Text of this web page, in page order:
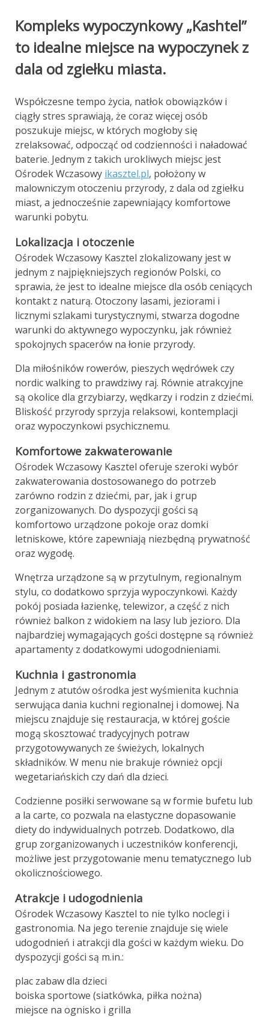
Kompleks wypoczynkowy „Kashtel”
to idealne miejsce na wypoczynek z
dala od zgiełku miasta.
Współczesne tempo życia, natłok obowiązków i
ciągły stres sprawiają, że coraz więcej osób
poszukuje miejsc, w których mogłoby się
zrelaksować, odpocząć od codzienności i naładować
baterie. Jednym z takich urokliwych miejsc jest
Ośrodek Wczasowy ikasztel.pl, położony w
malowniczym otoczeniu przyrody, z dala od zgiełku
miast, a jednocześnie zapewniający komfortowe
warunki pobytu.
Lokalizacja i otoczenie
Ośrodek Wczasowy Kasztel zlokalizowany jest w
jednym z najpiękniejszych regionów Polski, co
sprawia, że jest to idealne miejsce dla osób ceniących
kontakt z naturą. Otoczony lasami, jeziorami i
licznymi szlakami turystycznymi, stwarza dogodne
warunki do aktywnego wypoczynku, jak również
spokojnych spacerów na łonie przyrody.
Dla miłośników rowerów, pieszych wędrówek czy
nordic walking to prawdziwy raj. Równie atrakcyjne
są okolice dla grzybiarzy, wędkarzy i rodzin z dziećmi.
Bliskość przyrody sprzyja relaksowi, kontemplacji
oraz wypoczynkowi psychicznemu.
Komfortowe zakwaterowanie
Ośrodek Wczasowy Kasztel oferuje szeroki wybór
zakwaterowania dostosowanego do potrzeb
zarówno rodzin z dziećmi, par, jak i grup
zorganizowanych. Do dyspozycji gości są
komfortowo urządzone pokoje oraz domki
letniskowe, które zapewniają niezbędną prywatność
oraz wygodę.
Wnętrza urządzone są w przytulnym, regionalnym
stylu, co dodatkowo sprzyja wypoczynkowi. Każdy
pokój posiada łazienkę, telewizor, a część z nich
również balkon z widokiem na lasy lub jezioro. Dla
najbardziej wymagających gości dostępne są również
apartamenty z dodatkowymi udogodnieniami.
Kuchnia i gastronomia
Jednym z atutów ośrodka jest wyśmienita kuchnia
serwująca dania kuchni regionalnej i domowej. Na
miejscu znajduje się restauracja, w której goście
mogą skosztować tradycyjnych potraw
przygotowywanych ze świeżych, lokalnych
składników. W menu nie brakuje również opcji
wegetariańskich czy dań dla dzieci.
Codzienne posiłki serwowane są w formie bufetu lub
a la carte, co pozwala na elastyczne dopasowanie
diety do indywidualnych potrzeb. Dodatkowo, dla
grup zorganizowanych i uczestników konferencji,
możliwe jest przygotowanie menu tematycznego lub
okolicznościowego.
Atrakcje i udogodnienia
Ośrodek Wczasowy Kasztel to nie tylko noclegi i
gastronomia. Na jego terenie znajduje się wiele
udogodnień i atrakcji dla gości w każdym wieku. Do
dyspozycji gości są m.in.:
plac zabaw dla dzieci
boiska sportowe (siatkówka, piłka nożna)
miejsce na ognisko i grilla